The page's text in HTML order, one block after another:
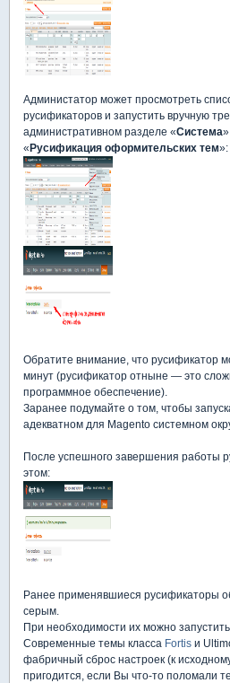
Администатор может просмотреть
русификаторов и запустить вручную
административном разделе «Система
« Русификация оформительских тем»:
Обратите внимание, что русификатор
минут (русификатор отныне — это
программное обеспечение).
Заранее подумайте о том, чтобы
адекватном для Magento системном
После успешного завершения работы
этом:
Ранее применявшиеся русификаторы
серым.
При необходимости их можно
Современные темы класса Fortis и
фабричный сброс настроек (к
пригодится, если Вы что-то поломали